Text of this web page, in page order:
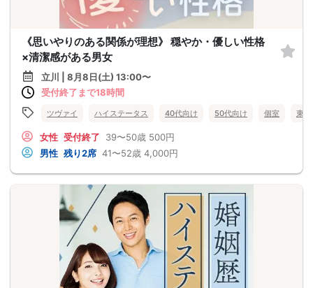
《思いやりのある関係が理想》 穏やか・優しい性格
×清潔感がある男女
立川 | 8月8日(土) 13:00〜
受付終了まで18時間
ツヴァイ ハイステータス 40代向け 50代向け 個室 東
女性 受付終了 39〜50歳 500円
男性 残り2席 41〜52歳 4,000円